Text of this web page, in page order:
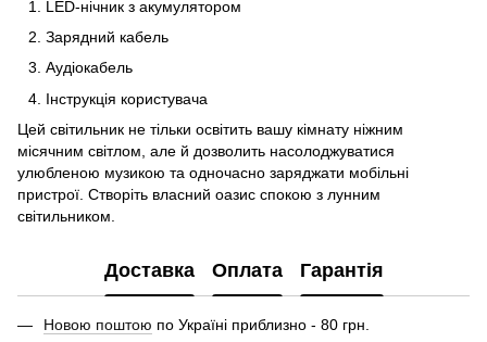
LED-нічник з акумулятором
Зарядний кабель
Аудіокабель
Інструкція користувача
Цей світильник не тільки освітить вашу кімнату ніжним
місячним світлом, але й дозволить насолоджуватися
улюбленою музикою та одночасно заряджати мобільні
пристрої. Створіть власний оазис спокою з лунним
світильником.
Доставка Оплата Гарантія
Новою поштою по Україні приблизно - 80 грн.